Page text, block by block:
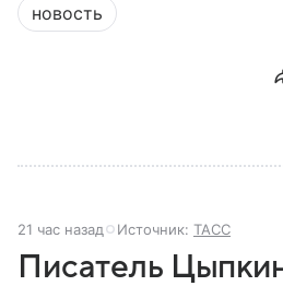
новость
21 час назад Источник: ТАСС
Писатель